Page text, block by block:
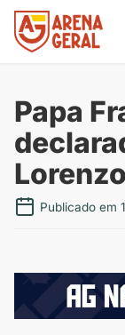
Papa
Publicado em